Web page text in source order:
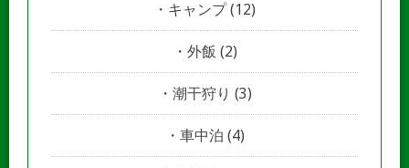
キャンプ(12)
外飯 (2)
潮干狩り (3)
車中泊 (4)